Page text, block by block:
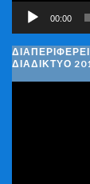
00:00
ΔΙΑΔΊΚΤΥΟ